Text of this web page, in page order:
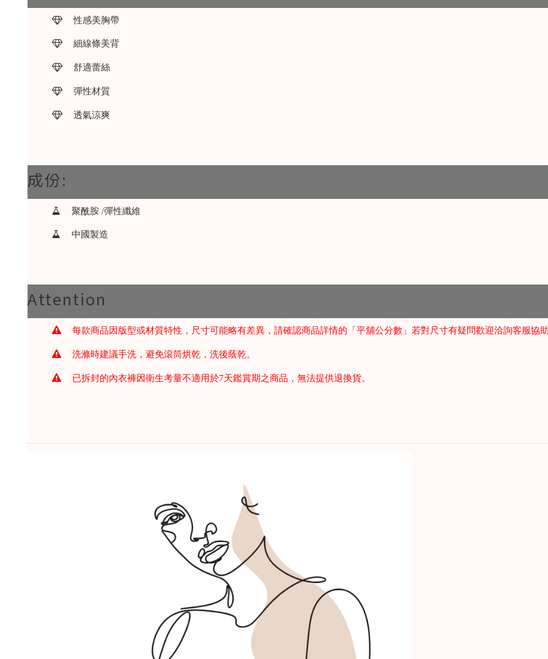
性感美胸帶
細線條美背
舒適蕾絲
彈性材質
透氣涼爽
成份:
聚酰胺 /彈性纖維
中國製造
Attention
每款商品因版型或材質特性，尺寸可能略有差異，請確認商品詳情的「平舖公分數」若對尺寸有疑問歡迎洽詢客服協
洗滌時建議手洗，避免滾筒烘乾，洗後蔭乾。
已拆封的內衣褲因衛生考量不適用於7天鑑賞期之商品，無法提供退換貨。